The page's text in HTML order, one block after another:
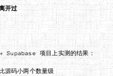
开过
项目上实测的结果：
码小两个数量级